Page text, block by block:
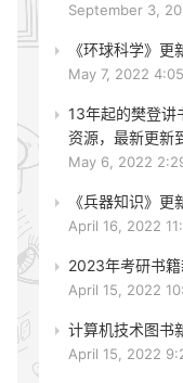
September 3,
《环球科学》
May 7, 2022
13年起的樊登讲
资源，最新更新
May 6, 2022
《兵器知识》更
April 16, 2022
2023年考研书
April 15, 2022
计算机技术图书
April 15, 2022